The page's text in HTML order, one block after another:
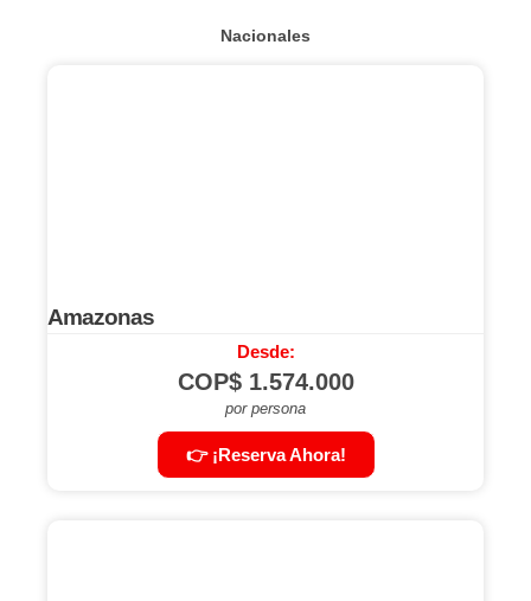
Nacionales
Amazonas
Desde:
COP$1.574.000
por persona
👉 ¡Reserva Ahora!